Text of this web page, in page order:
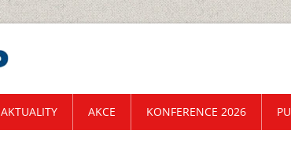
AKTUALITY AKCE KONFERENCE 2026